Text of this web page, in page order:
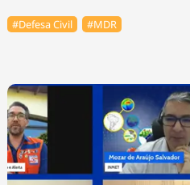
#Defesa Civil #MDR